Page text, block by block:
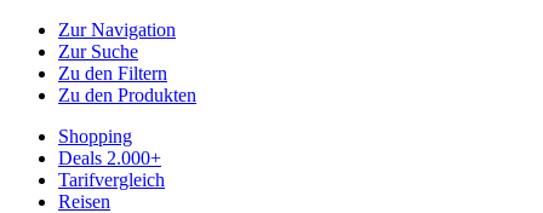
Zur Navigation
Zur Suche
Zu den Filtern
Zu den Produkten
Shopping
Deals 2.000+
Tarifvergleich
Reisen